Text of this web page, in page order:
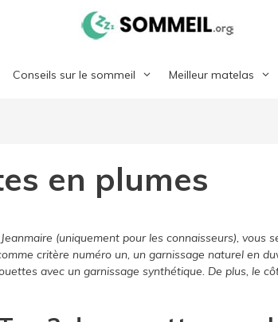
Conseils sur le sommeil Meilleur matelas
en plumes
(uniquement pour les connaisseurs),
critère numéro un, un garnissage naturel en
avec un garnissage synthétique. De plus, le